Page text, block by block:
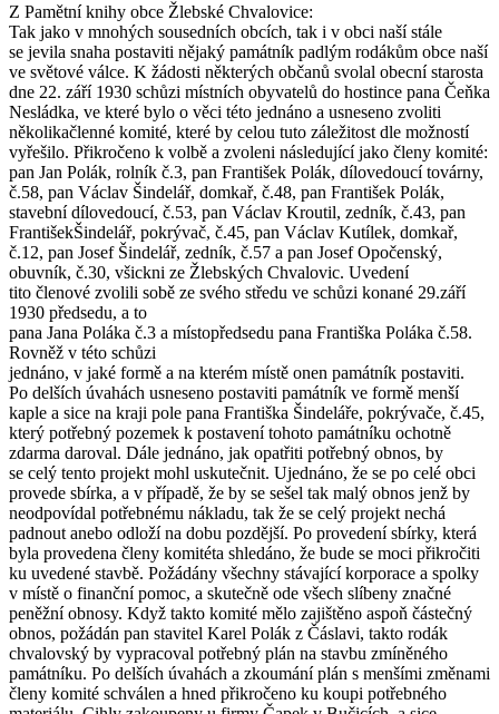
Z Pamětní knihy obce Žlebské Chvalovice:
Tak jako v mnohých sousedních obcích, tak i v obci naší stále
se jevila snaha postaviti nějaký památník padlým rodákům obce naší
ve světové válce. K žádosti některých občanů svolal obecní starosta
dne 22. září 1930 schůzi místních obyvatelů do hostince pana Čeňka
Nesládka, ve které bylo o věci této jednáno a usneseno zvoliti
několikačlenné komité, které by celou tuto záležitost dle možností
vyřešilo. Přikročeno k volbě a zvoleni následující jako členy komité:
pan Jan Polák, rolník č.3, pan František Polák, dílovedoucí továrny,
č.58, pan Václav Šindelář, domkař, č.48, pan František Polák,
stavební dílovedoucí, č.53, pan Václav Kroutil, zedník, č.43, pan
FrantišekŠindelář, pokrývač, č.45, pan Václav Kutílek, domkař,
č.12, pan Josef Šindelář, zedník, č.57 a pan Josef Opočenský,
obuvník, č.30, všickni ze Žlebských Chvalovic. Uvedení
tito členové zvolili sobě ze svého středu ve schůzi konané 29.září
1930 předsedu, a to
pana Jana Poláka č.3 a místopředsedu pana Františka Poláka č.58.
Rovněž v této schůzi
jednáno, v jaké formě a na kterém místě onen památník postaviti.
Po delších úvahách usneseno postaviti památník ve formě menší
kaple a sice na kraji pole pana Františka Šindeláře, pokrývače, č.45,
který potřebný pozemek k postavení tohoto památníku ochotně
zdarma daroval. Dále jednáno, jak opatřiti potřebný obnos, by
se celý tento projekt mohl uskutečnit. Ujednáno, že se po celé obci
provede sbírka, a v případě, že by se sešel tak malý obnos jenž by
neodpovídal potřebnému nákladu, tak že se celý projekt nechá
padnout anebo odloží na dobu pozdější. Po provedení sbírky, která
byla provedena členy komitéta shledáno, že bude se moci přikročiti
ku uvedené stavbě. Požádány všechny stávající korporace a spolky
v místě o finanční pomoc, a skutečně ode všech slíbeny značné
peněžní obnosy. Když takto komité mělo zajištěno aspoň částečný
obnos, požádán pan stavitel Karel Polák z Čáslavi, takto rodák
chvalovský by vypracoval potřebný plán na stavbu zmíněného
památníku. Po delších úvahách a zkoumání plán s menšími změnami
členy komité schválen a hned přikročeno ku koupi potřebného